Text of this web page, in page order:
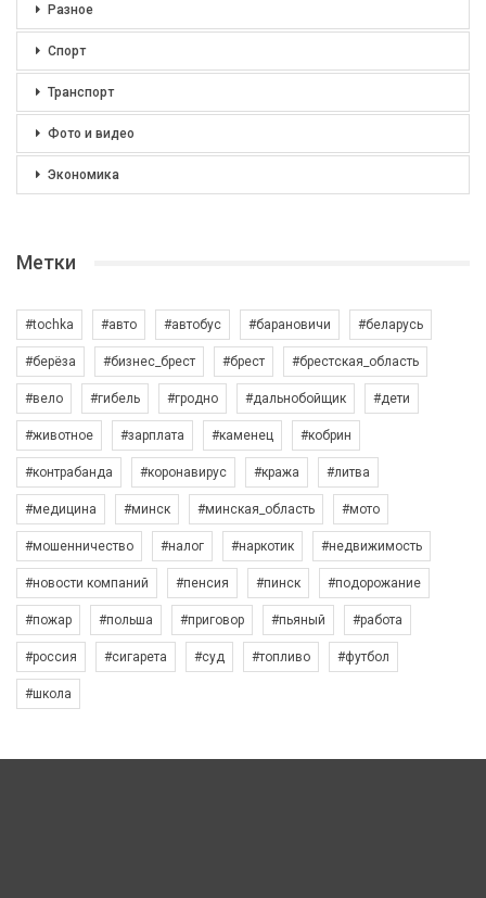
Разное
Спорт
Транспорт
Фото и видео
Экономика
Метки
#tochka #авто #автобус #барановичи #беларусь
#берёза #бизнес_брест #брест #брестская_область
#вело #гибель #гродно #дальнобойщик #дети
#животное #зарплата #каменец #кобрин
#контрабанда #коронавирус #кража #литва
#медицина #минск #минская_область #мото
#мошенничество #налог #наркотик #недвижимость
#новости компаний #пенсия #пинск #подорожание
#пожар #польша #приговор #пьяный #работа
#россия #сигарета #суд #топливо #футбол
#школа